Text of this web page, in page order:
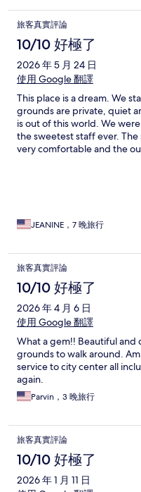
旅客真實評論
10/10 好極了
2026 年 5 月 24 日
使用 Google 翻譯
This place is a dream. We
grounds are private, quiet
is out of this world. We
the sweetest staff ever. The
very comfortable and the
JEANINE，7 晚旅行
旅客真實評論
10/10 好極了
2026 年 4 月 6 日
使用 Google 翻譯
What a gem!! Beautiful and
grounds to walk around.
service to city center all
again.
Parvin，3 晚旅行
旅客真實評論
10/10 好極了
2026 年 1 月 11 日